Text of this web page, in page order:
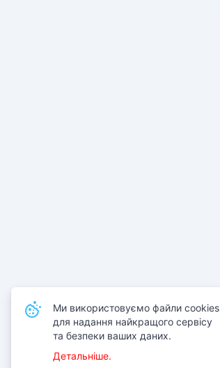
Ми використовуємо файли cookies
для надання найкращого сервісу
та безпеки ваших даних.
Детальніше.